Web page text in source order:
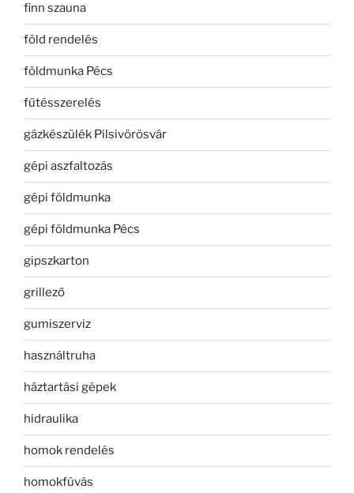
finn szauna
föld rendelés
földmunka Pécs
fűtésszerelés
gázkészülék Pilsivörösvár
gépi aszfaltozás
gépi földmunka
gépi földmunka Pécs
gipszkarton
grillező
gumiszerviz
használtruha
háztartási gépek
hidraulika
homok rendelés
homokfúvás